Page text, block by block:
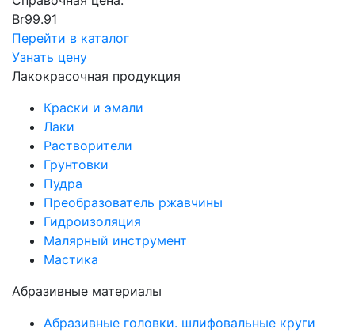
Br99.91
Перейти в каталог
Узнать цену
Лакокрасочная продукция
Краски и эмали
Лаки
Растворители
Грунтовки
Пудра
Преобразователь ржавчины
Гидроизоляция
Малярный инструмент
Мастика
Абразивные материалы
Абразивные головки. шлифовальные круги